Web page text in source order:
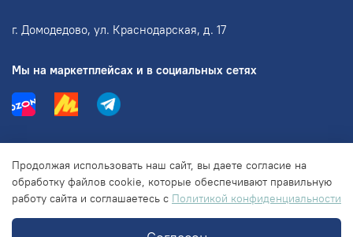
Информация
Правовая информация
г. Домодедово, ул. Краснодарская, д. 17
Мы на маркетплейсах и в социальных сетях
Продолжая использовать наш сайт, вы даете согласие на
обработку файлов cookie, которые обеспечивают правильную
работу сайта и соглашаетесь с Политикой конфиденциальности